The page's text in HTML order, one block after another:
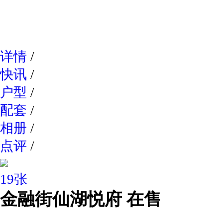
详情 /
快讯 /
户型 /
配套 /
相册 /
点评 /
19张
金融街仙湖悦府 在售